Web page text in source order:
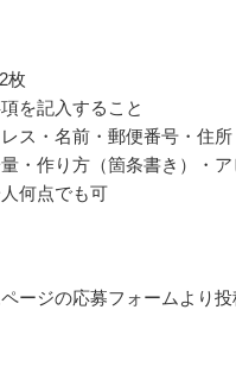
枚
を記入すること
レス・名前・郵便番号・住
・作り方（箇条書き）・ア
何点でも可
ージの応募フォームより投